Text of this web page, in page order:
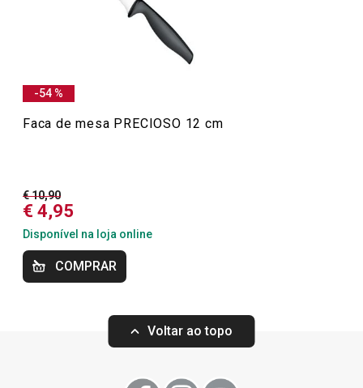
antibacterianas desenvolvidas com a tecnologia
nanoCARE™. Design premiado e alta funcionalidade
definem esta linha, ideal para quem procura utensílios de
Especial Dia do Pai
-54 %
Faca de mesa PRECIOSO 12 cm
€ 10,90
€ 4,95
Disponível na loja online
COMPRAR
Voltar ao topo